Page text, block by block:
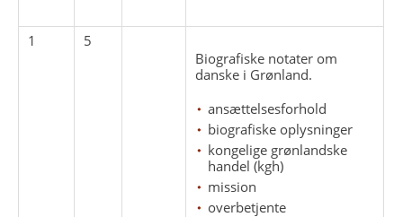
1
5
Biografiske notater om
danske i Grønland.
ansættelsesforhold
biografiske oplysninger
kongelige grønlandske
handel (kgh)
mission
overbetjente